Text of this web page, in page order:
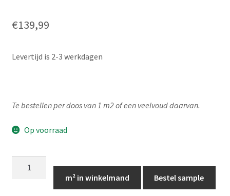
€139,99
Levertijd is 2-3 werkdagen
Te bestellen per doos van 1 m2 of een veelvoud daarvan.
Op voorraad
m² in winkelmand Bestel sample